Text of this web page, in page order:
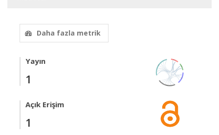
Daha fazla metrik
Yayın
1
Açık Erişim
1